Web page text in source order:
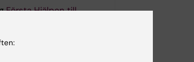
Första Hjälpen till
Sedan sitter
som vi